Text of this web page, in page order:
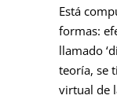
Está
formas:
llamado
teoría, se
virtual de